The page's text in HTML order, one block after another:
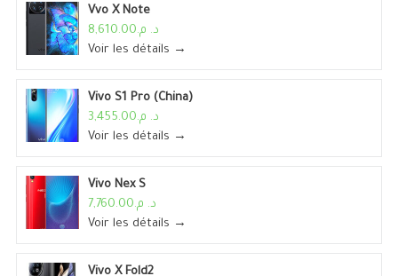
Vvo X Note
د. م.8,610.00
Voir les détails →
Vivo S1 Pro (China)
د. م.3,455.00
Voir les détails →
Vivo Nex S
د. م.7,760.00
Voir les détails →
Vivo X Fold2